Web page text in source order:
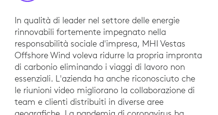
In qualità di leader nel settore delle energie
rinnovabili fortemente impegnato nella
responsabilità sociale d'impresa, MHI Vestas
Offshore Wind voleva ridurre la propria impronta
di carbonio eliminando i viaggi di lavoro non
essenziali. L'azienda ha anche riconosciuto che
le riunioni video migliorano la collaborazione di
team e clienti distribuiti in diverse aree